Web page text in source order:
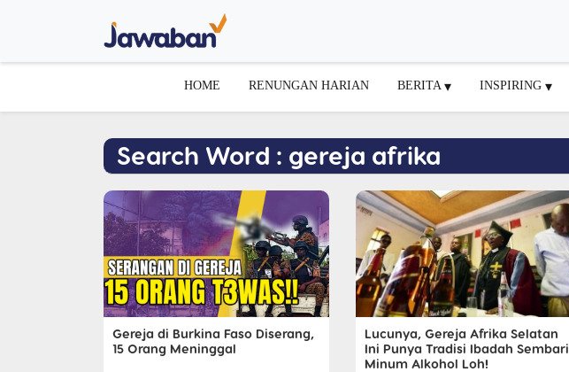
HOME RENUNGAN HARIAN BERITA INSPIRING
Search Word : gereja afrika
Gereja di Burkina Faso Diserang,
15 Orang Meninggal
Lucunya, Gereja Afrika Selatan
Ini Punya Tradisi Ibadah Sembari
Minum Alkohol Loh!